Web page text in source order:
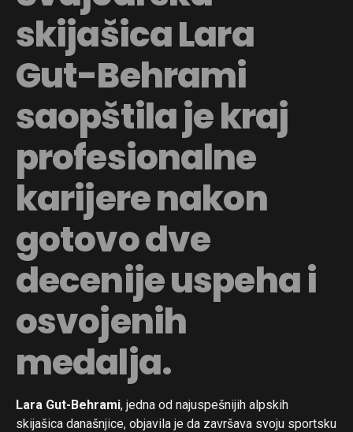
skijašica Lara
Gut-Behrami
saopštila je kraj
profesionalne
karijere nakon
gotovo dve
decenije uspeha i
osvojenih
medalja.
Lara Gut-Behrami, jedna od najuspešnijih alpskih
skijašica današnjice, objavila je da završava svoju sportsku